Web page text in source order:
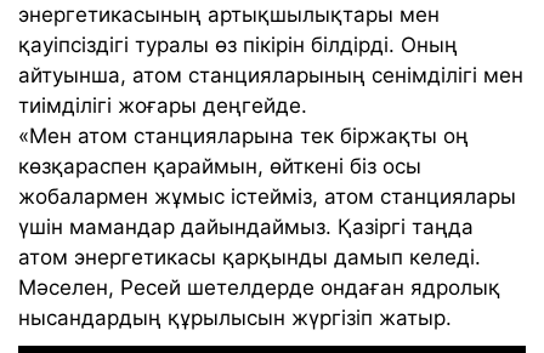
энергетикасының артықшылықтары мен
қауіпсіздігі туралы өз пікірін білдірді. Оның
айтуынша, атом станцияларының сенімділігі мен
тиімділігі жоғары деңгейде.
«Мен атом станцияларына тек біржақты оң
көзқараспен қараймын, өйткені біз осы
жобалармен жұмыс істейміз, атом станциялары
үшін мамандар дайындаймыз. Қазіргі таңда
атом энергетикасы қарқынды дамып келеді.
Мәселен, Ресей шетелдерде ондаған ядролық
нысандардың құрылысын жүргізіп жатыр.